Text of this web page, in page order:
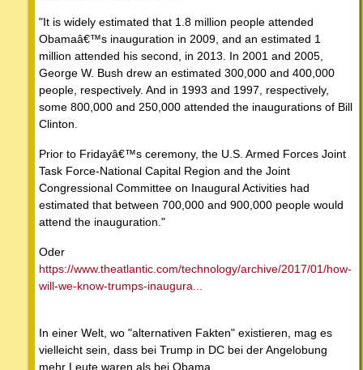
"It is widely estimated that 1.8 million people attended
Obamaâ€™s inauguration in 2009, and an estimated 1
million attended his second, in 2013. In 2001 and 2005,
George W. Bush drew an estimated 300,000 and 400,000
people, respectively. And in 1993 and 1997, respectively,
some 800,000 and 250,000 attended the inaugurations of Bill
Clinton.
Prior to Fridayâ€™s ceremony, the U.S. Armed Forces Joint
Task Force-National Capital Region and the Joint
Congressional Committee on Inaugural Activities had
estimated that between 700,000 and 900,000 people would
attend the inauguration."
Oder
https://www.theatlantic.com/technology/archive/2017/01/how-
will-we-know-trumps-inaugura...
In einer Welt, wo "alternativen Fakten" existieren, mag es
vielleicht sein, dass bei Trump in DC bei der Angelobung
mehr Leute waren als bei Obama.